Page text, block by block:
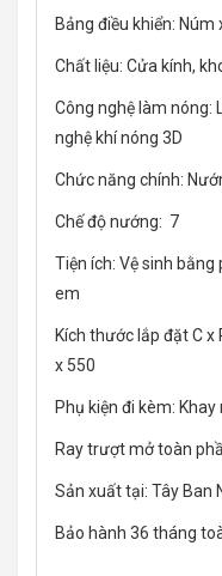
Bảng điều khiển:
Chất liệu: Cửa kính,
Công nghệ làm nóng:
nghệ khí nóng 3D
Chức năng chính:
Chế độ nướng: 7
Tiện ích: Vệ sinh
em
Kích thước lắp đặt C
x 550
Phụ kiện đi kèm:
Ray trượt mở toàn
Sản xuất tại: Tây Ban
Bảo hành 36 tháng